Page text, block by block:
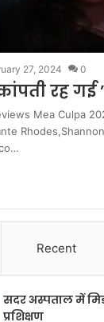
27, 2024 0
रह गई
Mea Culpa
Recent
सदर अस्पताल में
प्रशिक्षण